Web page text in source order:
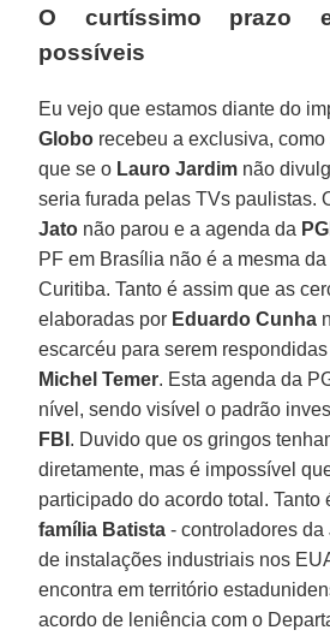
O curtíssimo prazo
possíveis
Eu vejo que estamos diante do
Globo recebeu a exclusiva,
que se o Lauro Jardim não
seria furada pelas TVs paulistas.
Jato não parou e a agenda da
PF em Brasília não é a mesma
Curitiba. Tanto é assim que as
elaboradas por Eduardo Cunha
escarcéu para serem
Michel Temer. Esta agenda da
nível, sendo visível o padrão
FBI . Duvido que os gringos
diretamente, mas é impossível
participado do acordo total. Tanto
família Batista - controladores da
de instalações industriais nos
encontra em território
acordo de leniência com o